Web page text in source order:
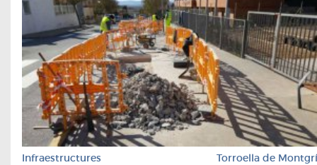
Infraestructures Torroella de Montgrí